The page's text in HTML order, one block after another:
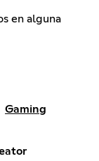
en alguna
Gaming